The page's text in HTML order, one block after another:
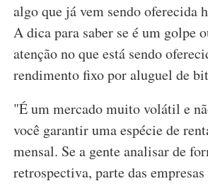
algo que já vem sendo oferecida
A dica para saber se é um golpe
atenção no que está sendo
rendimento fixo por aluguel de
"É um mercado muito volátil e
você garantir uma espécie de
mensal. Se a gente analisar de
retrospectiva, parte das